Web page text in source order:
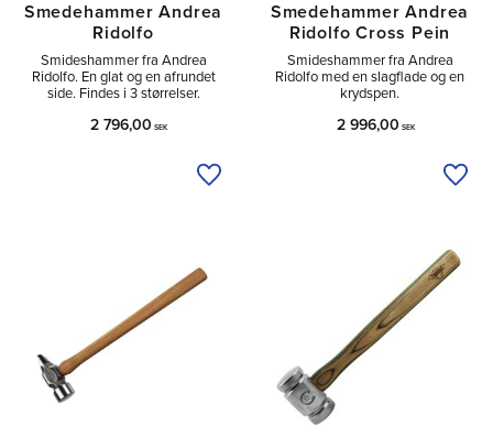
Smedehammer Andrea
Ridolfo
Smideshammer fra Andrea
Ridolfo. En glat og en afrundet
side. Findes i 3 størrelser.
2 796,00 SEK
Tilføj til ønskeliste
Smedehammer Andrea
Ridolfo Cross Pein
Smideshammer fra Andrea
Ridolfo med en slagflade og en
krydspen.
2 996,00 SEK